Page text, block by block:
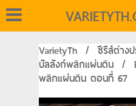
VarietyTh / ซีรีส์ต่างป
บัลลังก์พลิกแผ่นดิน /
พลิกแผ่นดิน ตอนที่ 67